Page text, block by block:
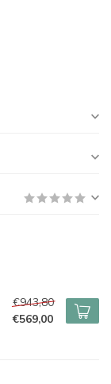
€943,80
€569,00